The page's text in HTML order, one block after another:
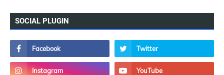
SOCIAL PLUGIN